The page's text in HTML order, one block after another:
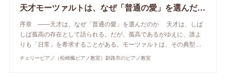
天才モーツァルトは、なぜ「普通の愛」を選んだのか
序章 ——天才は、なぜ「普通の愛」を選んだのか 天才は、しば
しば孤高の存在として語られる。だが、孤高であるがゆえに、誰よ
りも「日常」を希求することがある。モーツァルトは、その典型…
チェリーピアノ（松崎楓ピアノ教室）釧路市のピアノ教室